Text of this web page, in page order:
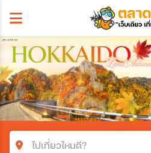
ไปเที่ยวไหนดี?